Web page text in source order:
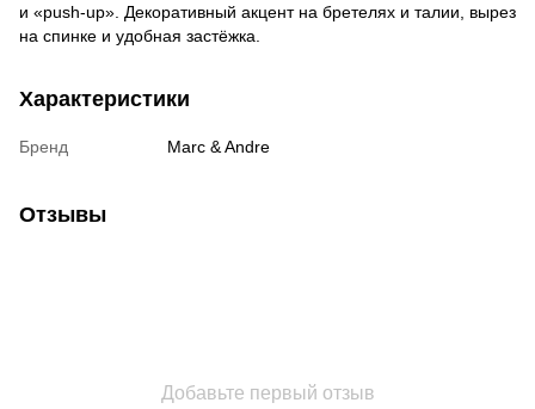
и «push-up». Декоративный акцент на бретелях и талии, вырез
на спинке и удобная застёжка.
Характеристики
Бренд Marc & Andre
Отзывы
Добавьте первый отзыв